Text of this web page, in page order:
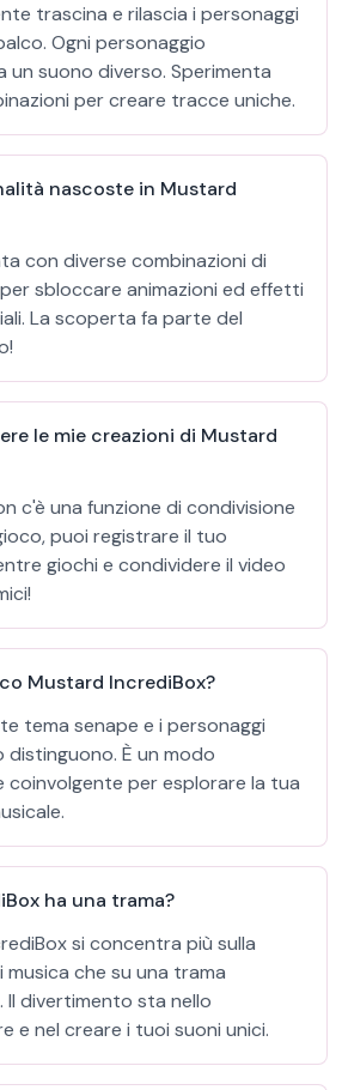
trascina e rilascia i personaggi
Ogni personaggio
un suono diverso. Sperimenta
per creare tracce uniche.
nascoste in Mustard
con diverse combinazioni di
sbloccare animazioni ed effetti
La scoperta fa parte del
le mie creazioni di Mustard
c'è una funzione di condivisione
puoi registrare il tuo
giochi e condividere il video
Mustard IncrediBox?
tema senape e i personaggi
distinguono. È un modo
coinvolgente per esplorare la tua
ha una trama?
si concentra più sulla
musica che su una trama
Il divertimento sta nello
e nel creare i tuoi suoni unici.